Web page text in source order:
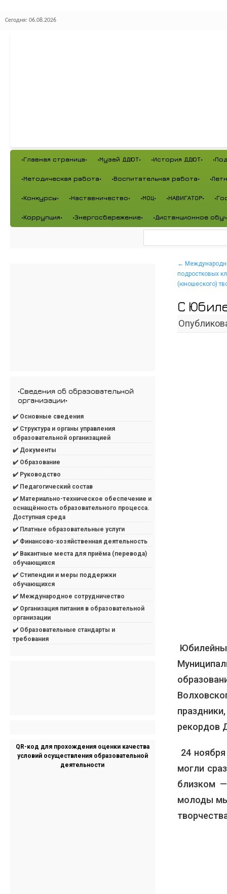
Сегодня: 06.08.2026
•Главная страница• •Музей ДДЮТ• •История ДДЮТ•
•Методическая работа• •Воспитательная работа•
•Конкурсы• •Наставничество• •МОЦ• •НАВИГАТОР•
•Коррупция• •Энергосбережение• •Дистанционное
←
подростковых
(юношеского)
С
рекордов
24
могли
близком
молоды
•Сведения об образовательной
организации•
✔️ Основные сведения
✔️ Структура и органы управления
образовательной организацией
✔️ Документы
✔️ Образование
✔️ Руководство
✔️ Педагогический состав
✔️ Материально-техническое обеспечение и
оснащённость образовательного процесса.
Доступная среда
✔️ Платные образовательные услуги
✔️ Финансово-хозяйственная деятельность
✔️ Вакантные места для приёма (перевода)
обучающихся
✔️ Стипендии и меры поддержки
обучающихся
✔️ Международное сотрудничество
✔️ Организация питания в образовательной
организации
✔️ Образовательные стандарты и
требования
QR-код для прохождения оценки качества
условий осуществления образовательной
деятельности